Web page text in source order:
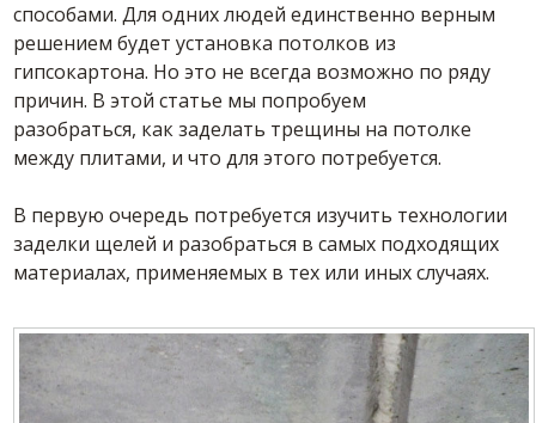
способами. Для одних людей единственно верным
решением будет установка потолков из
гипсокартона. Но это не всегда возможно по ряду
причин. В этой статье мы попробуем
разобраться, как заделать трещины на потолке
между плитами, и что для этого потребуется.
В первую очередь потребуется изучить технологии
заделки щелей и разобраться в самых подходящих
материалах, применяемых в тех или иных случаях.